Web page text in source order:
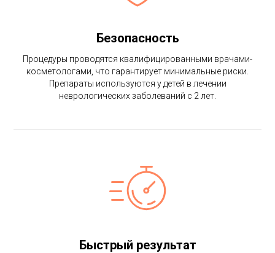
Безопасность
Процедуры проводятся квалифицированными врачами-
косметологами, что гарантирует минимальные риски.
Препараты используются у детей в лечении
неврологических заболеваний с 2 лет.
Быстрый результат